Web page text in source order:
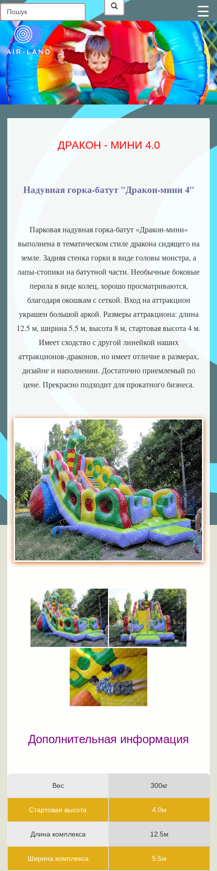
☰
ДРАКОН - МИНИ 4.0
Надувная горка-батут "Дракон-мини 4"
Парковая надувная горка-батут «Дракон-мини»
выполнена в тематическом стиле дракона сидящего на
земле. Задняя стенка горки в виде головы монстра, а
лапы-стопики на батутной части. Необычные боковые
перила в виде колец, хорошо просматриваются,
благодаря окошкам с сеткой. Вход на аттракцион
украшен большой аркой. Размеры аттракциона: длина
12.5 м, ширина 5.5 м, высота 8 м, стартовая высота 4 м.
Имеет сходство с другой линейкой наших
аттракционов-драконов, но имеет отличие в размерах,
дизайне и наполнении. Достаточно приемлемый по
цене. Прекрасно подходит для прокатного бизнеса.
Дополнительная информация
Вес
Стартовая высота
Длина комплекса
Ширина комплекса
300кг
4.0м
12.5м
5.5м
Головна
Контакти
Про
нас
Статті
В
наявності
Фото
від
Надувні
роботи
розробки
Ігрові
Аквапарки
Аероподушки
Повітряні
насоси